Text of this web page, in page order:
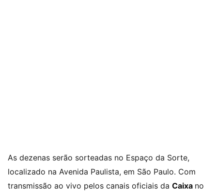
As dezenas serão sorteadas no Espaço da Sorte,
localizado na Avenida Paulista, em São Paulo. Com
transmissão ao vivo pelos canais oficiais da Caixa no